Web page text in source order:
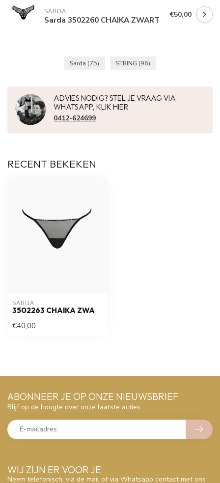
SARDA
Sarda 3502260 CHAIKA ZWART €50,00
Sarda (75) STRING (96)
ADVIES NODIG? STEL JE VRAAG VIA
WHATSAPP, KLIK HIER
0412-624699
RECENT BEKEKEN
SARDA
3502263 CHAIKA ZWA
€40,00
WIJ ZIJN ER VOOR JE
Neem telefonisch, via de mail of via Whatsapp contact met ons
ABONNEER JE OP ONZE NIEUWSBRIEF
Blijf op de hoogte over onze laatste acties